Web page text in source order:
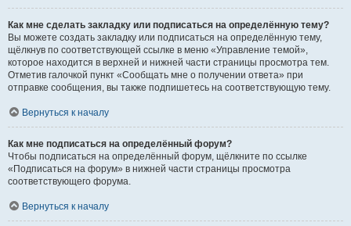
Как мне сделать закладку или подписаться на определённую тему?
Вы можете создать закладку или подписаться на определённую тему,
щёлкнув по соответствующей ссылке в меню «Управление темой»,
которое находится в верхней и нижней части страницы просмотра тем.
Отметив галочкой пункт «Сообщать мне о получении ответа» при
отправке сообщения, вы также подпишетесь на соответствующую тему.
Вернуться к началу
Как мне подписаться на определённый форум?
Чтобы подписаться на определённый форум, щёлкните по ссылке
«Подписаться на форум» в нижней части страницы просмотра
соответствующего форума.
Вернуться к началу